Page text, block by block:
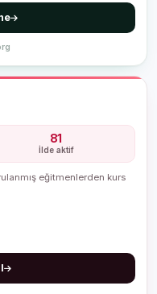
81
İlde aktif
eğitmenlerden kurs